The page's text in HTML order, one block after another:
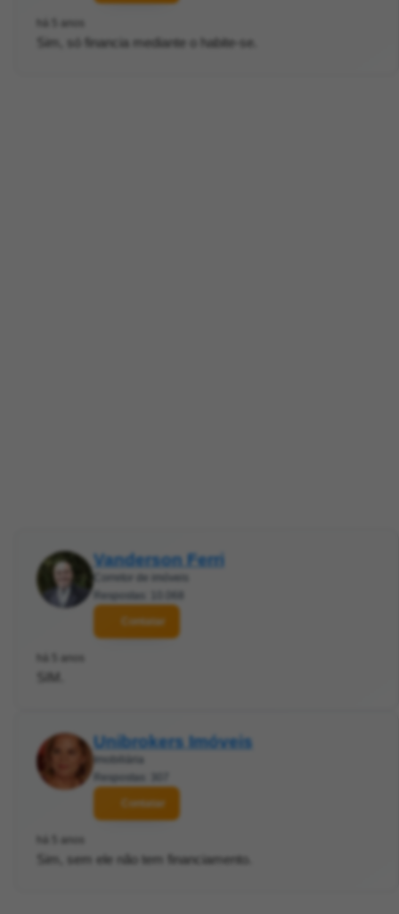
há 5 anos
Sim, só financia mediante o habite-se.
Vanderson Ferri
Corretor de imóveis
Respostas: 10.068
Contatar
há 5 anos
SIM.
Unibrokers Imóveis
Imobiliária
Respostas: 307
Contatar
há 5 anos
Sim, sem ele não tem financiamento.